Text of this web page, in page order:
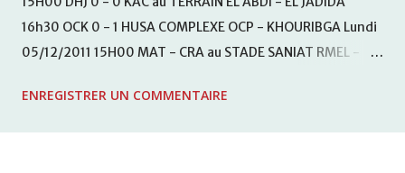
16h30 OCK 0 - 1 HUSA COMPLEXE OCP - KHOURIBGA Lundi
05/12/2011 15H00 MAT - CRA au STADE SANIAT RMEL -
KHEMISET Mardi 06/12/2011 15H00 WAF - OCS au
ENREGISTRER UN COMMENTAIRE